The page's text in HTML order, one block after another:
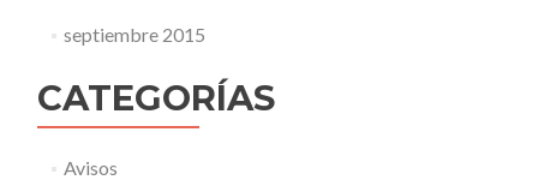
septiembre 2015
CATEGORÍAS
Avisos